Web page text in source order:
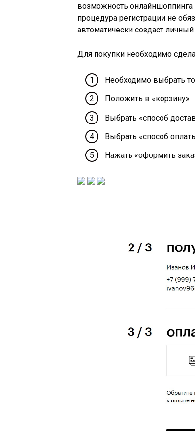
возможность онлайншоппинга
процедура регистрации не
автоматически создаст личный
Для покупки необходимо
Необходимо выбрать
Положить в «корзину»
Выбрать «способ
Выбрать «способ
Нажать «оформить